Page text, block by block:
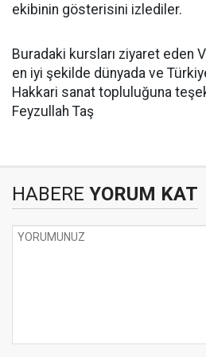
ekibinin gösterisini izlediler.
Buradaki kursları ziyaret eden
en iyi şekilde dünyada ve
Hakkari sanat topluluğuna
Feyzullah Taş
HABERE YORUM KAT